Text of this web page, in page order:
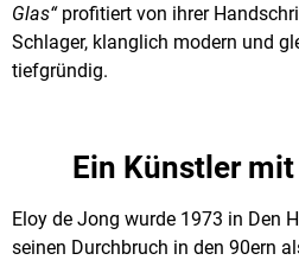
Glas“profitiert von ihrer
Schlager, klanglich modern und
tiefgründig.
Ein Künstler
Eloy de Jong wurde 1973 in Den
seinen Durchbruch in den 90ern